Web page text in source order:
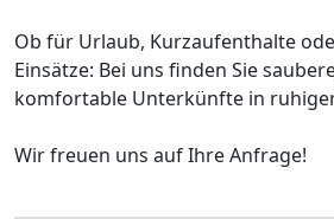
Ob für Urlaub, Kurzaufenthalte
Einsätze: Bei uns finden Sie
komfortable Unterkünfte in
Wir freuen uns auf Ihre Anfrage!